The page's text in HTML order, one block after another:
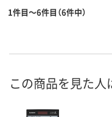
1件目～6件目（6件中）
この商品を見た